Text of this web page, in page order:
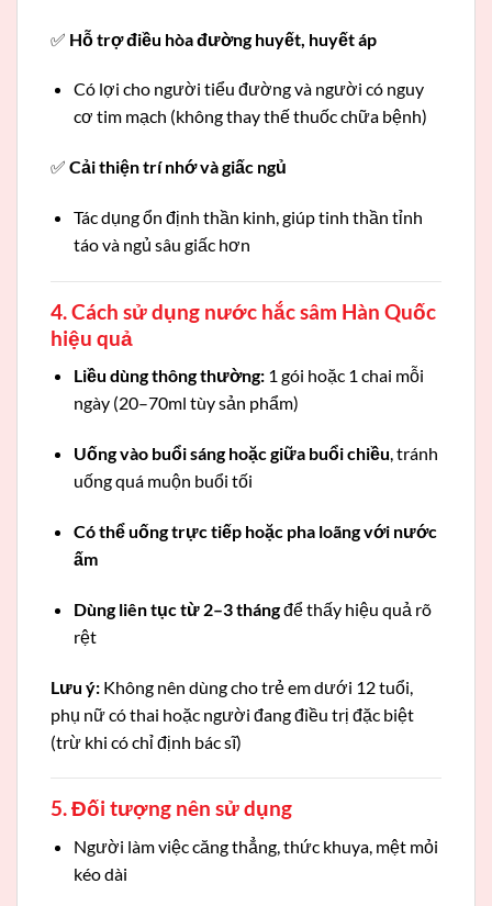
✅ Hỗ trợ điều hòa đường huyết, huyết áp
Có lợi cho người tiểu đường và người có nguy
cơ tim mạch (không thay thế thuốc chữa bệnh)
✅ Cải thiện trí nhớ và giấc ngủ
Tác dụng ổn định thần kinh, giúp tinh thần tỉnh
táo và ngủ sâu giấc hơn
4. Cách sử dụng nước hắc sâm Hàn Quốc
hiệu quả
Liều dùng thông thường:1 gói hoặc 1 chai mỗi
ngày (20–70ml tùy sản phẩm)
Uống vào buổi sáng hoặc giữa buổi chiều, tránh
uống quá muộn buổi tối
Có thể uống trực tiếp hoặc pha loãng với nước
ấm
Dùng liên tục từ 2–3 thángđể thấy hiệu quả rõ
rệt
Lưu ý: Không nên dùng cho trẻ em dưới 12 tuổi,
phụ nữ có thai hoặc người đang điều trị đặc biệt
(trừ khi có chỉ định bác sĩ)
5. Đối tượng nên sử dụng
Người làm việc căng thẳng, thức khuya, mệt mỏi
kéo dài